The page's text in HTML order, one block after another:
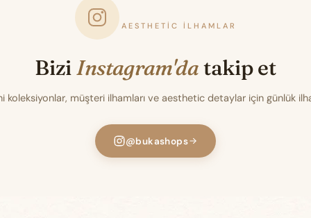
AESTHETIC İLHAMLAR
BiziInstagram'datakip et
koleksiyonlar, müşteri ilhamları ve aesthetic detaylar için günlük
@bukashops